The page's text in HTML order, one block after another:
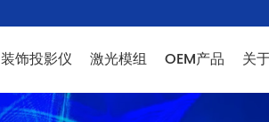
装饰投影仪
PW型号
激光模组
PR4系列模组
OEM产品
ST型号
关